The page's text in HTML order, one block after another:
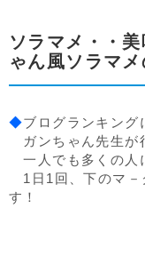
ソラマメ・・
ゃん風ソラマ
◆ブログランキング
ガンちゃん先生が
一人でも多くの人
1日1回、下のマ－
す！